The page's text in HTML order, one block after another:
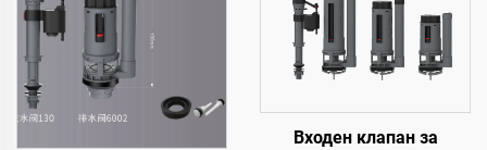
Тоалет
Но Високо Качество
Входен клапан за